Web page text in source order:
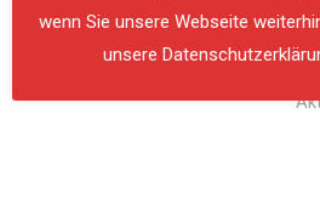
wenn Sie unsere Webseite
unsere